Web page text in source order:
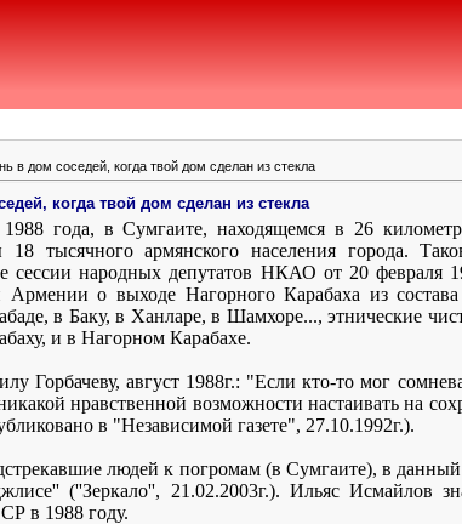
в дом соседей, когда твой дом сделан из стекла
когда твой дом сделан из стекла
года, в Сумгаите, находящемся в 26
тысячного армянского населения города.
сессии народных депутатов НКАО от 20 февраля
о выходе Нагорного Карабаха из состава
в Баку, в Ханларе, в Шамхоре..., этнические
и в Нагорном Карабахе.
Горбачеву, август 1988г.: "Если кто-то мог
нравственной возможности настаивать на
в "Независимой газете", 27.10.1992г.).
людей к погромам (в Сумгаите), в
(''Зеркало'', 21.02.2003г.). Ильяс Исмайлов
в 1988 году.